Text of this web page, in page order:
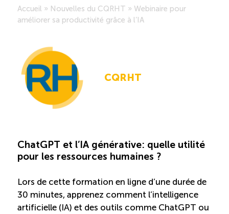
Saisonnalité des emplois
Outils et ressources
Portail RH
Descriptions de fonction
Programmes d’aide et subventions
Accueil » Nouvelles du CQRHT » Webinaire pour
améliorer sa productivité grâce à l’IA
CQRHT
ChatGPT et l’IA générative: quelle utilité
pour les ressources humaines ?
Lors de cette formation en ligne d’une durée de
30 minutes, apprenez comment l’intelligence
artificielle (IA) et des outils comme ChatGPT ou